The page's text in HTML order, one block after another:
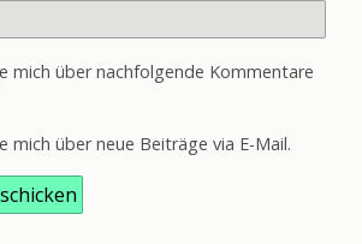
mich über nachfolgende Kommentare
mich über neue Beiträge via E-Mail.